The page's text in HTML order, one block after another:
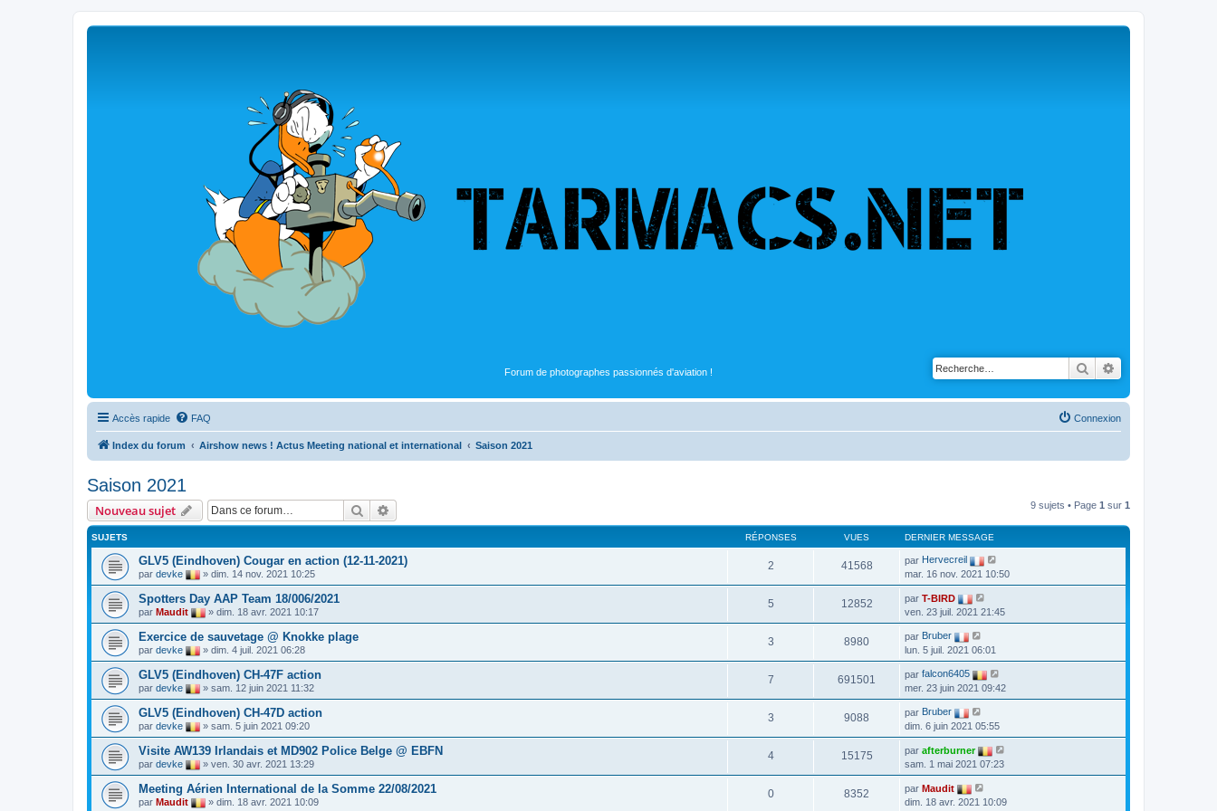
Forum de photographes passionnés d'aviation ! Rechercher
Accès rapide FAQ Connexion
Index du forum Airshow news ! Actus Meeting national et international Saison 2021
Saison 2021
Nouveau sujet Rechercher 9 sujets • Page 1 sur 1
SUJETS RÉPONSES VUES DERNIER MESSAGE
GLV5 (Eindhoven) Cougar en action (12-11-2021)
par devke » dim. 14 nov. 2021 10:25
2 41568 par Hervecreil
mar. 16 nov. 2021 10:50
Spotters Day AAP Team 18/006/2021
par Maudit » dim. 18 avr. 2021 10:17
5 12852 par T-BIRD
ven. 23 juil. 2021 21:45
Exercice de sauvetage @ Knokke plage
par devke » dim. 4 juil. 2021 06:28
3 8980 par Bruber
lun. 5 juil. 2021 06:01
GLV5 (Eindhoven) CH-47F action
par devke » sam. 12 juin 2021 11:32
7 691501 par falcon6405
mer. 23 juin 2021 09:42
GLV5 (Eindhoven) CH-47D action
par devke » sam. 5 juin 2021 09:20
3 9088 par Bruber
dim. 6 juin 2021 05:55
Visite AW139 Irlandais et MD902 Police Belge @ EBFN
par devke » ven. 30 avr. 2021 13:29
4 15175 par afterburner
sam. 1 mai 2021 07:23
Meeting Aérien International de la Somme 22/08/2021
par Maudit » dim. 18 avr. 2021 10:09
0 8352 par Maudit
dim. 18 avr. 2021 10:09